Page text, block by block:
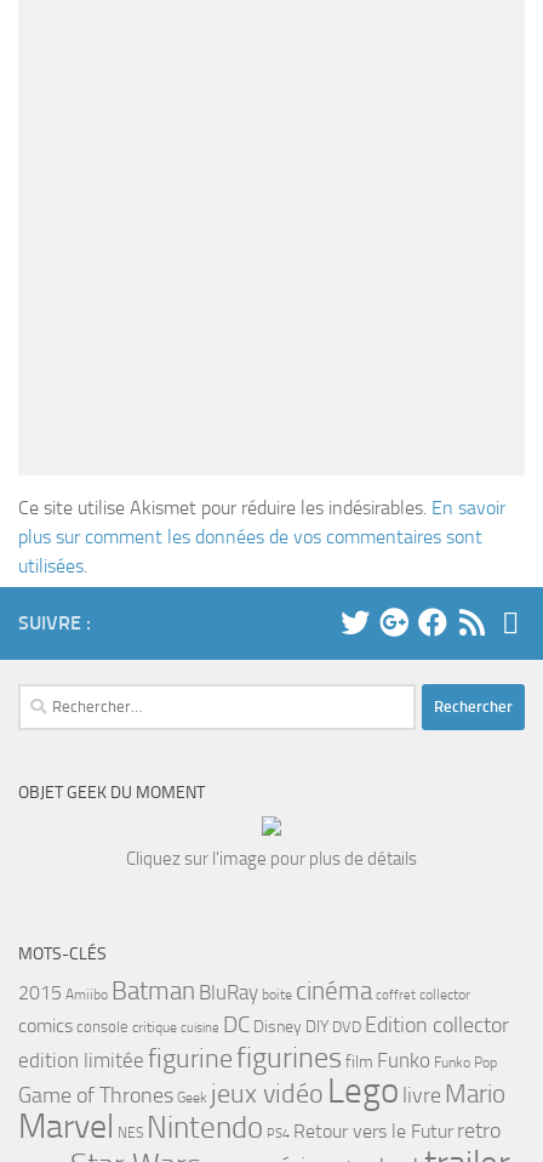
Ce site utilise Akismet pour réduire les indésirables. En savoir
plus sur comment les données de vos commentaires sont
utilisées.
SUIVRE :
Rechercher :
OBJET GEEK DU MOMENT
Cliquez sur l'image pour plus de détails
MOTS-CLÉS
2015 Amiibo Batman BluRay boite cinéma coffret collector
comics console critique cuisine DC Disney DIY DVD Edition collector
edition limitée figurinefigurines film Funko Funko Pop
Game of Thrones Geek jeux vidéo Lego livre Mario
Marvel NES Nintendo PS4 Retour vers le Futur retro